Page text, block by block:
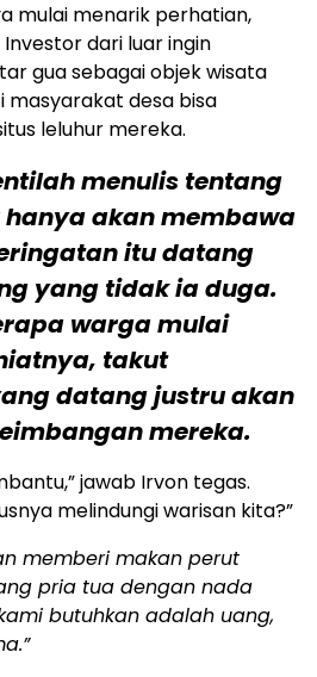
mulai menarik perhatian,
dari luar ingin
gua sebagai objek wisata
masyarakat desa bisa
leluhur mereka.
menulis tentang
hanya akan membawa
itu datang
yang tidak ia duga.
warga mulai
takut
datang justru akan
mereka.
jawab Irvon tegas.
melindungi warisan kita?”
memberi makan perut
pria tua dengan nada
butuhkan adalah uang,